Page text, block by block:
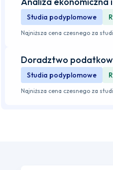
Studia podyplomowe
Najniższa cena czesnego za
Doradztwo
Studia podyplomowe
Najniższa cena czesnego za